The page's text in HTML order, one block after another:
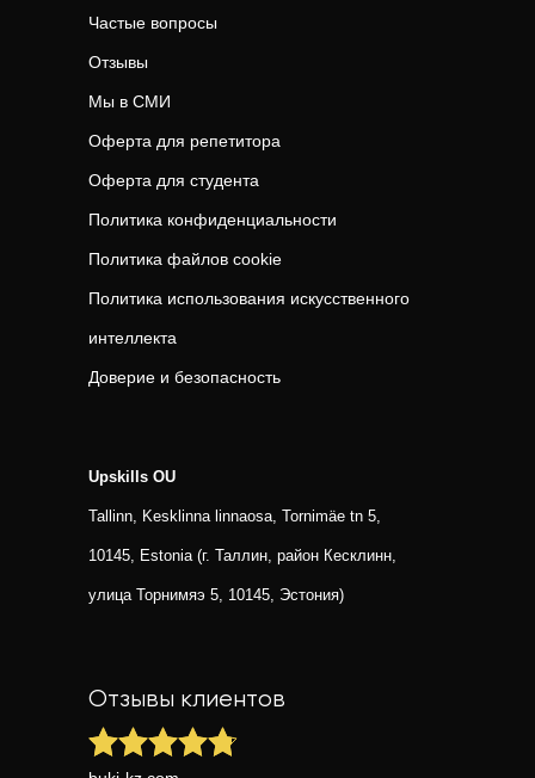
Частые вопросы
Отзывы
Мы в СМИ
Оферта для репетитора
Оферта для студента
Политика конфиденциальности
Политика файлов cookie
Политика использования искусственного
интеллекта
Доверие и безопасность
Upskills OU
Tallinn, Kesklinna linnaosa, Tornimäe tn 5,
10145, Estonia (г. Таллин, район Кесклинн,
улица Торнимяэ 5, 10145, Эстония)
Отзывы клиентов